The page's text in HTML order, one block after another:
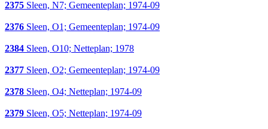
2375 Sleen, N7; Gemeenteplan; 1974-09
2376 Sleen, O1; Gemeenteplan; 1974-09
2384 Sleen, O10; Netteplan; 1978
2377 Sleen, O2; Gemeenteplan; 1974-09
2378 Sleen, O4; Netteplan; 1974-09
2379 Sleen, O5; Netteplan; 1974-09